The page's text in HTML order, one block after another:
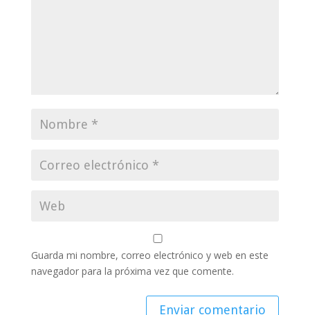
Guarda mi nombre, correo electrónico y web en este
navegador para la próxima vez que comente.